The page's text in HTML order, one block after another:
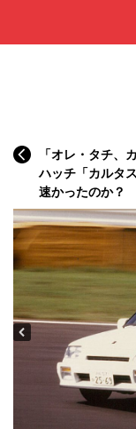
「オレ・タチ
ハッチ「カルタ
速かったのか？